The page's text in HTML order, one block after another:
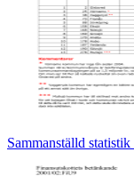
Sammanställd